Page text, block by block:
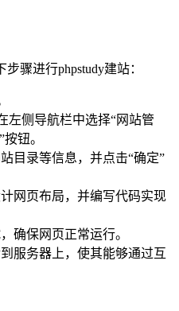
骤进行phpstudy建站：
左侧导航栏中选择“网站管
钮。
目录等信息，并点击“确定”
网页布局，并编写代码实现
确保网页正常运行。
服务器上，使其能够通过互